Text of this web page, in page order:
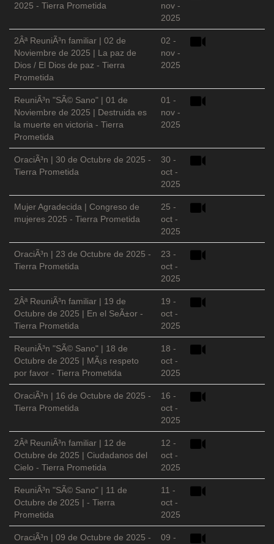
2025 - Tierra Prometida
nov -
2025
2Âª ReuniÃ³n familiar | 02 de
Noviembre de 2025 | La paz de
Dios / El Dios de paz - Tierra
Prometida
02 -
nov -
2025
ReuniÃ³n "SÃ© Sano" | 01 de
Noviembre de 2025 | Destruida es
la muerte en victoria - Tierra
Prometida
01 -
nov -
2025
OraciÃ³n | 30 de Octubre de 2025 -
Tierra Prometida
30 -
oct -
2025
Mujer Agradecida | Congreso de
mujeres 2025 - Tierra Prometida
25 -
oct -
2025
OraciÃ³n | 23 de Octubre de 2025 -
Tierra Prometida
23 -
oct -
2025
2Âª ReuniÃ³n familiar | 19 de
Octubre de 2025 | En el SeÃ±or -
Tierra Prometida
19 -
oct -
2025
ReuniÃ³n "SÃ© Sano" | 18 de
Octubre de 2025 | MÃ¡s respeto
por favor - Tierra Prometida
18 -
oct -
2025
OraciÃ³n | 16 de Octubre de 2025 -
Tierra Prometida
16 -
oct -
2025
2Âª ReuniÃ³n familiar | 12 de
Octubre de 2025 | Ciudadanos del
Cielo - Tierra Prometida
12 -
oct -
2025
ReuniÃ³n "SÃ© Sano" | 11 de
Octubre de 2025 | - Tierra
Prometida
11 -
oct -
2025
OraciÃ³n | 09 de Octubre de 2025 -
09 -